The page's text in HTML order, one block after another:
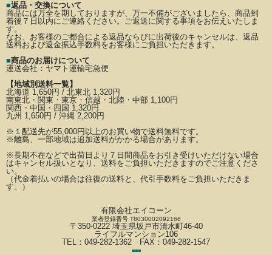
■返品・交換について
商品には万全を期しておりますが、万一不備がございましたら、商品到
着後７日以内にご連絡ください。 ご返送に関する事項をお伝えいたしま
す。
なお、お客様のご都合による返品ならびに出荷後のキャンセルは、返品
送料および返金振込手数料をお客様にご負担いただきます。
■商品のお届けについて
運送会社： ヤマト運輸宅急便
【地域別送料一覧】
北海道 1,650円 / 北東北 1,320円
南東北・関東・東京・信越・北陸・中部 1,100円
関西・中国・四国 1,320円
九州 1,650円 / 沖縄 2,200円
※ １配送先が55,000円以上のお買い物で送料無料です。
※離島、一部地域は追加送料がかかる場合があります。
※長期不在などで出荷日より７日間商品をお引き受けいただけない場合
はキャンセル扱いとなり、 送料をご負担いただきますのでご注意くださ
い。
（代金着払いの場合は往復の送料と、代引手数料をご負担いただきま
す。）
有限会社エイコーン
業者登録番号 T8030002092166
〒350-0222 埼玉県坂戸市清水町46-40
ライフルマンション106
TEL：049-282-1362 FAX：049-282-1547
■■■